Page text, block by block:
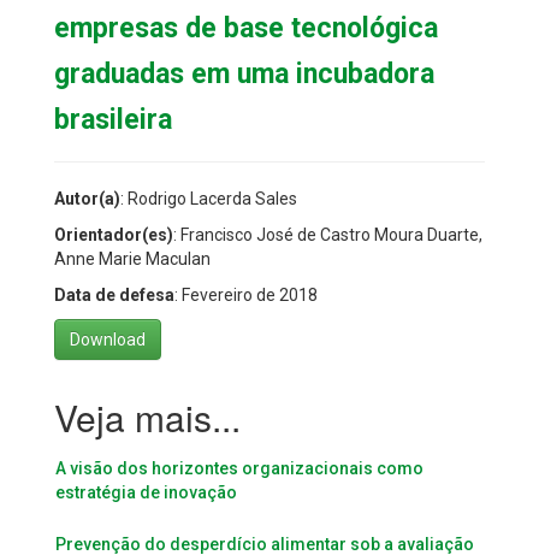
empresas de base tecnológica
graduadas em uma incubadora
brasileira
Autor(a): Rodrigo Lacerda Sales
Orientador(es): Francisco José de Castro Moura Duarte,
Anne Marie Maculan
Data de defesa: Fevereiro de 2018
Download
A visão dos horizontes organizacionais como
estratégia de inovação
Prevenção do desperdício alimentar sob a avaliação